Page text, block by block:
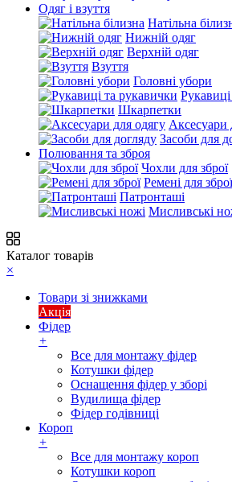
Одяг і взуття
Натільна
Нижній одяг
Верхній одяг
Взуття
Головні убори
Шкарпетки
Аксесуари
Засоби для
Полювання та зброя
Чохли для зброї
Ремені для зброї
Патронташі
Мисливські
Каталог товарів
×
Товари зі знижками
Акція
Фідер
+
Все для монтажу фідер
Котушки фідер
Оснащення фідер у зборі
Вудилища фідер
Фідер годівниці
Короп
+
Все для монтажу короп
Котушки короп